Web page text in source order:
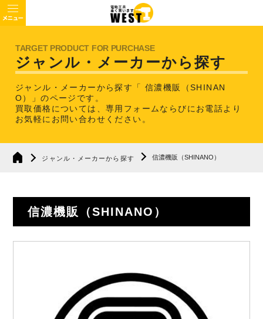
ジャンル・メーカーから探す
ジャンル・メーカーから探す「 信濃機販（SHINAN
O）」のページです。
買取価格については、専用フォームならびにお電話より
お気軽にお問い合わせください。
ジャンル・メーカーから探す 信濃機販（SHINANO）
信濃機販（SHINANO）